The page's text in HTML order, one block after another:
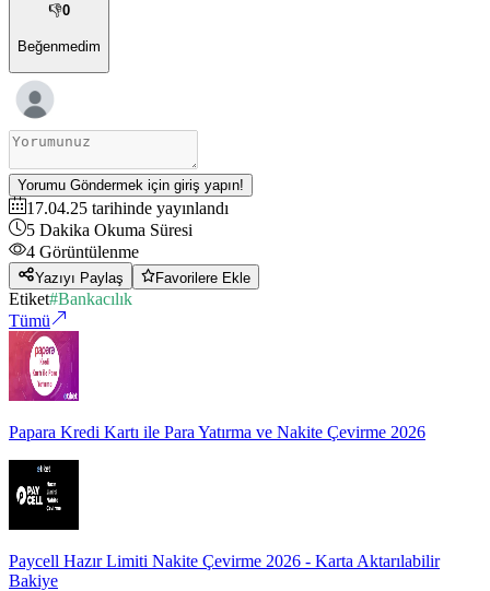
👎0
Beğenmedim
Yorumu Göndermek için giriş yapın!
17.04.25 tarihinde yayınlandı
5 Dakika Okuma Süresi
4 Görüntülenme
Yazıyı Paylaş Favorilere Ekle
Etiket#Bankacılık
Tümü
Papara Kredi Kartı ile Para Yatırma ve Nakite Çevirme 2026
Paycell Hazır Limiti Nakite Çevirme 2026 - Karta Aktarılabilir
Bakiye